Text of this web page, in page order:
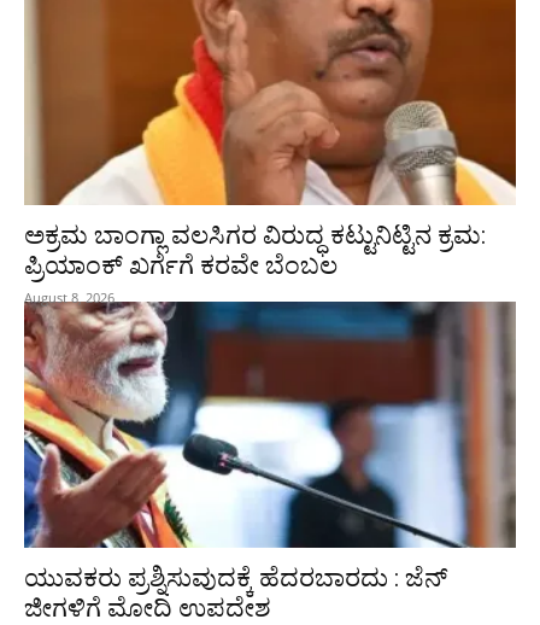
ಅಕ್ರಮ ಬಾಂಗ್ಲಾ ವಲಸಿಗರ ವಿರುದ್ಧ ಕಟ್ಟುನಿಟ್ಟಿನ ಕ್ರಮ:
ಪ್ರಿಯಾಂಕ್ ಖರ್ಗೆಗೆ ಕರವೇ ಬೆಂಬಲ
August 8, 2026
ಯುವಕರು ಪ್ರಶ್ನಿಸುವುದಕ್ಕೆ ಹೆದರಬಾರದು : ಜೆನ್‌
ಜೀಗಳಿಗೆ ಮೋದಿ ಉಪದೇಶ